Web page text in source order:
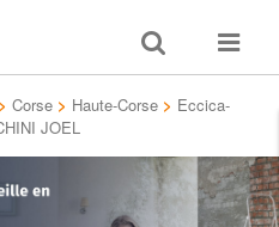
Toggle
search
Toggle
> Corse > Haute-Corse > Eccica-
JOEL